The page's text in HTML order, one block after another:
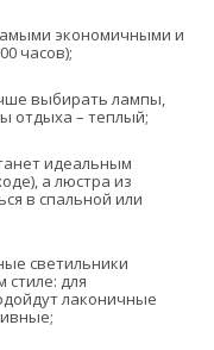
экономичными и
часов);
выбирать лампы,
отдыха – теплый;
идеальным
а люстра из
в спальной или
светильники
для
лаконичные